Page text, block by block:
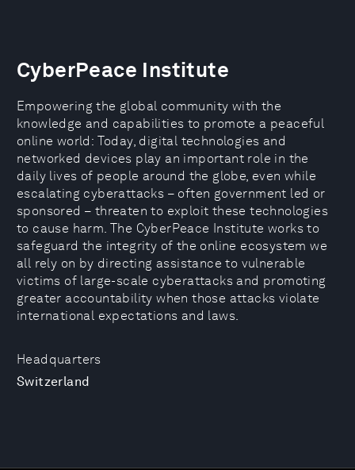
Headquarters
Switzerland
CyberPeace Institute
Empowering the global community with the
knowledge and capabilities to promote a peaceful
online world: Today, digital technologies and
networked devices play an important role in the
daily lives of people around the globe, even while
escalating cyberattacks – often government led or
sponsored – threaten to exploit these technologies
to cause harm. The CyberPeace Institute works to
safeguard the integrity of the online ecosystem we
all rely on by directing assistance to vulnerable
victims of large-scale cyberattacks and promoting
greater accountability when those attacks violate
international expectations and laws.